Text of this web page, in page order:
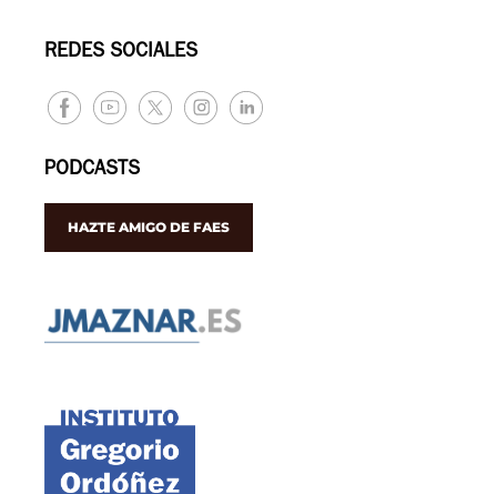
REDES SOCIALES
PODCASTS
HAZTE AMIGO DE FAES